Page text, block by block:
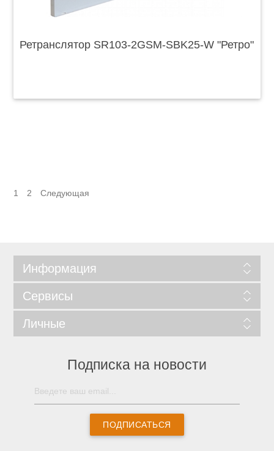
Ретранслятор SR103-2GSM-SBK25-W "Ретро"
1 2 Следующая
Информация
Сервисы
Личные
Подписка на новости
ПОДПИСАТЬСЯ